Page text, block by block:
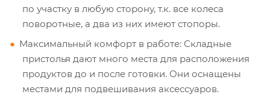
по участку в любую сторону, т.к. все колеса
поворотные, а два из них имеют стопоры.
Максимальный комфорт в работе: Складные
пристолья дают много места для расположения
продуктов до и после готовки. Они оснащены
местами для подвешивания аксессуаров.